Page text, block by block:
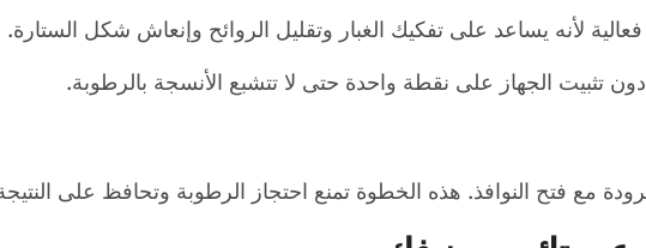
لأنه يساعد على تفكيك الغبار وتقليل الروائح وإنعاش شكل الستارة.
تثبيت الجهاز على نقطة واحدة حتى لا تتشبع الأنسجة بالرطوبة.
مع فتح النوافذ. هذه الخطوة تمنع احتجاز الرطوبة وتحافظ على